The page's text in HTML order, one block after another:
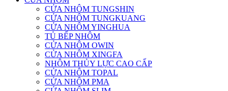
CỬA NHÔM TUNGSHIN
CỬA NHÔM TUNGKUANG
CỬA NHÔM YINGHUA
TỦ BẾP NHÔM
CỬA NHÔM OWIN
CỬA NHÔM XINGFA
NHÔM THỦY LỰC CAO CẤP
CỬA NHÔM TOPAL
CỬA NHÔM PMA